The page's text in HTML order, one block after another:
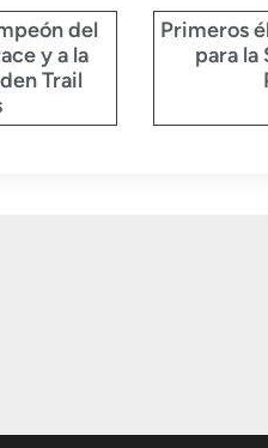
del
y a la
Trail
Primeros
para la